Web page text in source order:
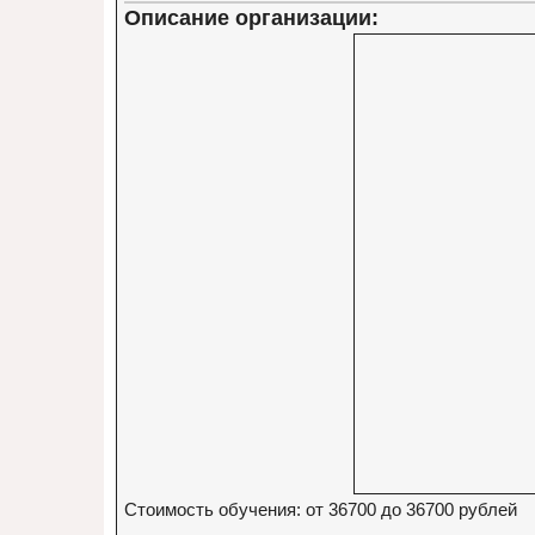
Описание организации:
Стоимость обучения: от 36700 до 36700 рублей